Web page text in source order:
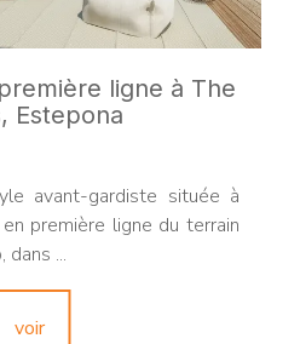
ligne à The
Estepona
avant-gardiste située à
première ligne du terrain
dans ...
voir